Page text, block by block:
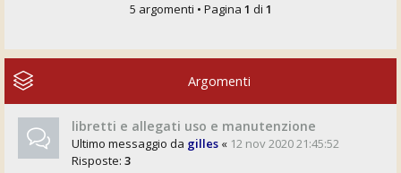
5 argomenti • Pagina 1 di 1
Argomenti
libretti e allegati uso e manutenzione
Ultimo messaggio da gilles « 12 nov 2020 21:45:52
Risposte: 3